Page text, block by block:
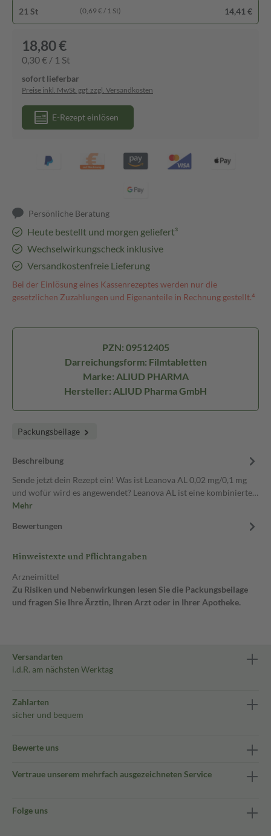
21 St (0,69 € / 1 St) 14,41 €
18,80 €
0,30 € / 1 St
sofort lieferbar
Preise inkl. MwSt. ggf. zzgl. Versandkosten
E-Rezept einlösen
Persönliche Beratung
Heute bestellt und morgen geliefert³
Wechselwirkungscheck inklusive
Versandkostenfreie Lieferung
Bei der Einlösung eines Kassenrezeptes werden nur die
gesetzlichen Zuzahlungen und Eigenanteile in Rechnung gestellt.⁴
PZN: 09512405
Darreichungsform: Filmtabletten
Marke: ALIUD PHARMA
Hersteller: ALIUD Pharma GmbH
Packungsbeilage
Beschreibung
Sende jetzt dein Rezept ein! Was ist Leanova AL 0,02 mg/0,1 mg
und wofür wird es angewendet? Leanova AL ist eine kombinierte…
Mehr
Bewertungen
Hinweistexte und Pflichtangaben
Arzneimittel
Zu Risiken und Nebenwirkungen lesen Sie die Packungsbeilage
und fragen Sie Ihre Ärztin, Ihren Arzt oder in Ihrer Apotheke.
Versandarten
i.d.R. am nächsten Werktag
Zahlarten
sicher und bequem
Bewerte uns
Vertraue unserem mehrfach ausgezeichneten Service
Folge uns